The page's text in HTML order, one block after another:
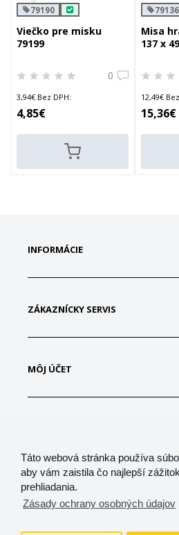
Táto webová stránka používa
aby vám zaistila čo najlepší
prehliadania.
Zásady ochrany osobných údajov
79190
Viečko pre misku
79199
0
3,94€ Bez DPH:
4,85€
79136
Misa
137 x
12,49€
15,36€
INFORMÁCIE
ZÁKAZNÍCKY SERVIS
MÔJ ÚČET